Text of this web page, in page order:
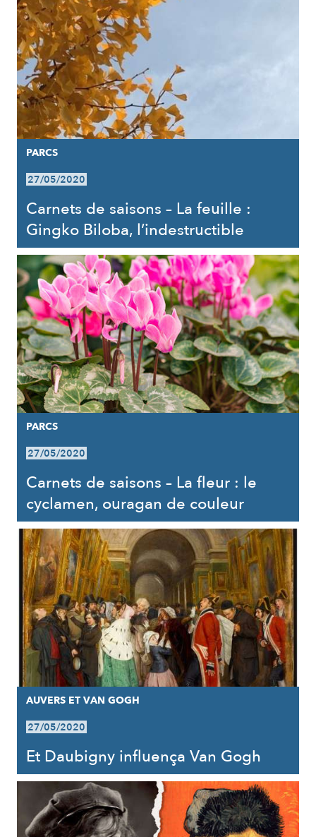
PARCS
27/05/2020
Carnets de saisons – La feuille :
Gingko Biloba, l’indestructible
PARCS
27/05/2020
Carnets de saisons – La fleur : le
cyclamen, ouragan de couleur
AUVERS ET VAN GOGH
27/05/2020
Et Daubigny influença Van Gogh